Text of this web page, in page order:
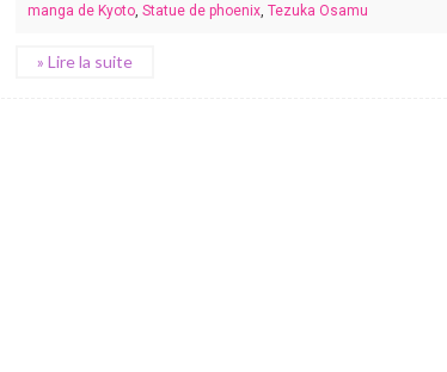
manga de Kyoto,Statue de phoenix,Tezuka Osamu
» Lire la suite